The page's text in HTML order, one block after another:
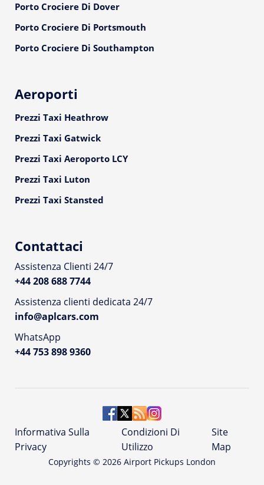
Porto Crociere Di Dover
Porto Crociere Di Portsmouth
Porto Crociere Di Southampton
Aeroporti
Prezzi Taxi Heathrow
Prezzi Taxi Gatwick
Prezzi Taxi Aeroporto LCY
Prezzi Taxi Luton
Prezzi Taxi Stansted
Contattaci
Assistenza Clienti 24/7
+44 208 688 7744
Assistenza clienti dedicata 24/7
info@aplcars.com
WhatsApp
+44 753 898 9360
Copyrights © 2026 Airport Pickups London
Informativa Sulla
Privacy
Condizioni Di
Utilizzo
Site
Map